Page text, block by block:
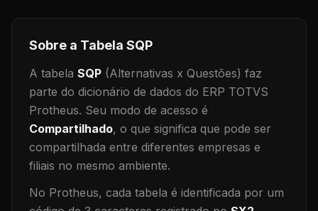
Sobre a Tabela SQP
A tabela SQP (Alternativas x Questões) faz
parte do dicionário de dados do ERP TOTVS
Protheus. Seu modo de acesso é
Compartilhado, o que significa que pode ser
compartilhada entre diferentes empresas e
filiais no mesmo ambiente.
No Protheus, cada tabela é identificada por um